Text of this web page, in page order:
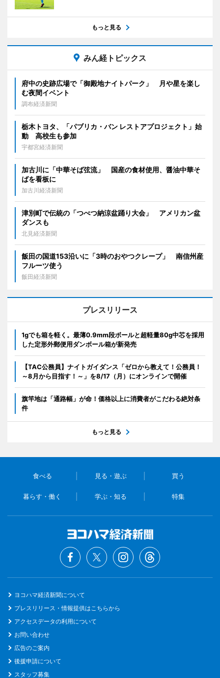
もっと見る
みん経トピックス
府中の史跡広場で「御殿地ナイトパーク」 月や星を楽し
む夜間イベント
調布経済新聞
栃木トヨタ、「パブリカ・バン レストアプロジェクト」始
動 高校生も参加
宇都宮経済新聞
加古川に「中華そば弦流」 国産の食材使用、醤油中華そ
ばを看板に
加古川経済新聞
津別町で伝統の「つべつ納涼盆踊り大会」 アメリカン盆
ダンスも
北見経済新聞
飯田の国道153沿いに「3時のおやつクレープ」 南信州産
フルーツ使う
飯田経済新聞
プレスリリース
1gでも箱を軽く。最薄0.9mm段ボールと超軽量80g中芯を採用
した定形外郵便用ダンボール箱が新発売
【TAC公務員】ナイトガイダンス「ゼロから教えて！公務員！
～8月から目指す！～」を8/17（月）にオンラインで開催
旗竿地は「通路幅」が命！価格以上に消費者がこだわる絶対条
件
もっと見る
食べる 見る・遊ぶ 買う
暮らす・働く 学ぶ・知る 特集
ヨコハマ経済新聞について
プレスリリース・情報提供はこちらから
アクセスデータの利用について
お問い合わせ
広告のご案内
後援申請について
スタッフ募集